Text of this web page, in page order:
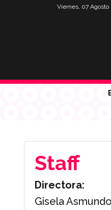
Viernes, 07 Agosto
Staff
Directora:
Gisela Asmundo